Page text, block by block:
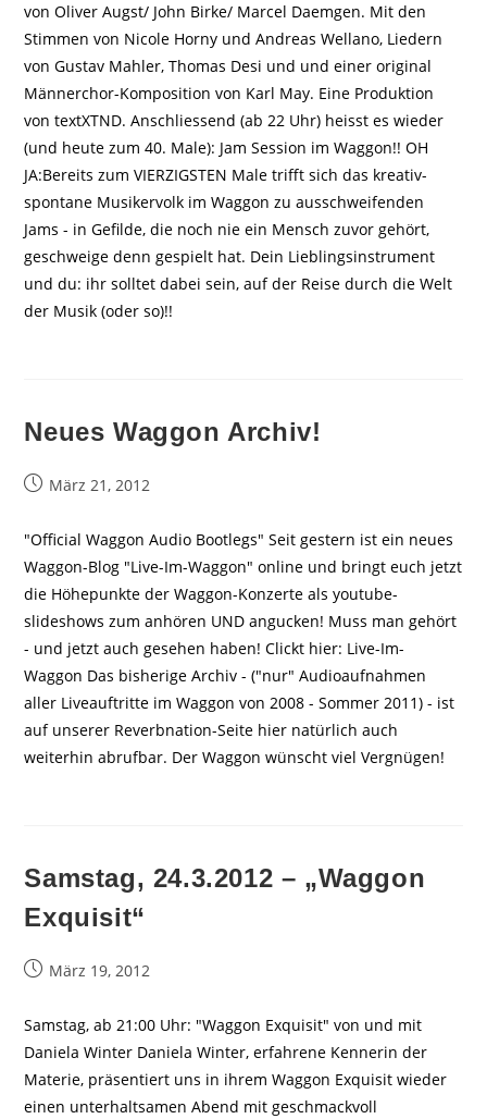
von Oliver Augst/ John Birke/ Marcel Daemgen. Mit den
Stimmen von Nicole Horny und Andreas Wellano, Liedern
von Gustav Mahler, Thomas Desi und und einer original
Männerchor-Komposition von Karl May. Eine Produktion
von textXTND. Anschliessend (ab 22 Uhr) heisst es wieder
(und heute zum 40. Male): Jam Session im Waggon!! OH
JA:Bereits zum VIERZIGSTEN Male trifft sich das kreativ-
spontane Musikervolk im Waggon zu ausschweifenden
Jams - in Gefilde, die noch nie ein Mensch zuvor gehört,
geschweige denn gespielt hat. Dein Lieblingsinstrument
und du: ihr solltet dabei sein, auf der Reise durch die Welt
der Musik (oder so)!!
Neues Waggon Archiv!
BeitragMärz 21, 2012
"Official Waggon Audio Bootlegs" Seit gestern ist ein neues
Waggon-Blog "Live-Im-Waggon" online und bringt euch jetzt
die Höhepunkte der Waggon-Konzerte als youtube-
slideshows zum anhören UND angucken! Muss man gehört
- und jetzt auch gesehen haben! Clickt hier: Live-Im-
Waggon Das bisherige Archiv - ("nur" Audioaufnahmen
aller Liveauftritte im Waggon von 2008 - Sommer 2011) - ist
auf unserer Reverbnation-Seite hier natürlich auch
weiterhin abrufbar. Der Waggon wünscht viel Vergnügen!
Samstag, 24.3.2012 – „Waggon
Exquisit“
BeitragMärz 19, 2012
Samstag, ab 21:00 Uhr: "Waggon Exquisit" von und mit
Daniela Winter Daniela Winter, erfahrene Kennerin der
Materie, präsentiert uns in ihrem Waggon Exquisit wieder
einen unterhaltsamen Abend mit geschmackvoll